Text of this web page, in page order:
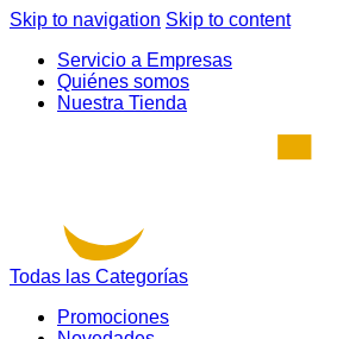
Skip to navigation Skip to content
Servicio a Empresas
Quiénes somos
Nuestra Tienda
Todas las Categorías
Promociones